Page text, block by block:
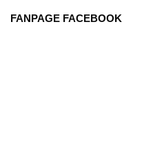
FANPAGE FACEBOOK